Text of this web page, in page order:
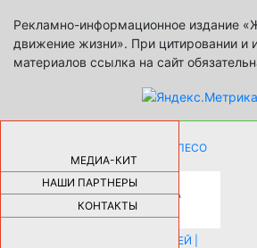
Рекламно-информационное издание
движение жизни». При цитировании и
материалов ссылка на сайт
МЕДИА-КИТ
НАШИ ПАРТНЕРЫ
КОНТАКТЫ
КАК ДЕВУШКЕ ПОМЕНЯТЬ КОЛЕСО
НА АВТОМОБИЛЕ |69174
НОВЫЕ РАЗРАБОТКИ ДЛЯ
ОЗДОРОВЛЕНИЯ ОРГАНИЗМА
ПЛАТФОРМА ШУМАННА 3Д И
КАПСУЛА ЗДОРОВЬЯ |28278
ИСТОРИЯ НАКЛАДНЫХ НОГТЕЙ |